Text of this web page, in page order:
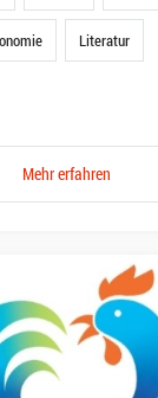
Literatur
Mehr erfahren